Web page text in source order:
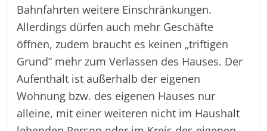
Bahnfahrten weitere Einschränkungen.
Allerdings dürfen auch mehr Geschäfte
öffnen, zudem braucht es keinen „triftigen
Grund“ mehr zum Verlassen des Hauses. Der
Aufenthalt ist außerhalb der eigenen
Wohnung bzw. des eigenen Hauses nur
alleine, mit einer weiteren nicht im Haushalt